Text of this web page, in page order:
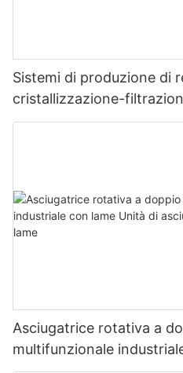
Sistemi di produzione di
cristallizzazione-
su skid
Asciugatrice rotativa a
multifunzionale